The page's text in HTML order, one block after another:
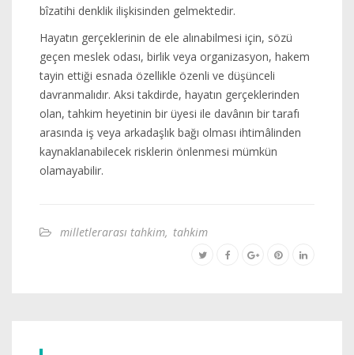
bîzatihi denklik ilişkisinden gelmektedir.
Hayatın gerçeklerinin de ele alınabilmesi için, sözü
geçen meslek odası, birlik veya organizasyon, hakem
tayin ettiği esnada özellikle özenli ve düşünceli
davranmalıdır. Aksi takdirde, hayatın gerçeklerinden
olan, tahkim heyetinin bir üyesi ile davânın bir tarafı
arasında iş veya arkadaşlık bağı olması ihtimâlinden
kaynaklanabilecek risklerin önlenmesi mümkün
olamayabilir.
milletlerarası tahkim, tahkim